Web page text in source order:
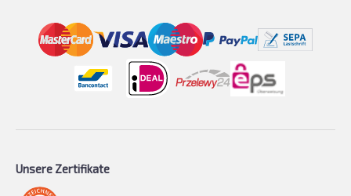
Unsere Zertifikate